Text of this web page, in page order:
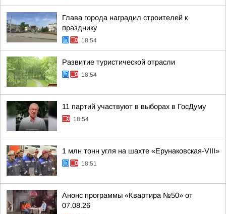
Глава города наградил строителей к
празднику
18:54
Развитие туристической отрасли
18:54
11 партий участвуют в выборах в ГосДуму
18:54
1 млн тонн угля на шахте «Ерунаковская-VIII»
18:51
Анонс программы «Квартира №50» от
07.08.26